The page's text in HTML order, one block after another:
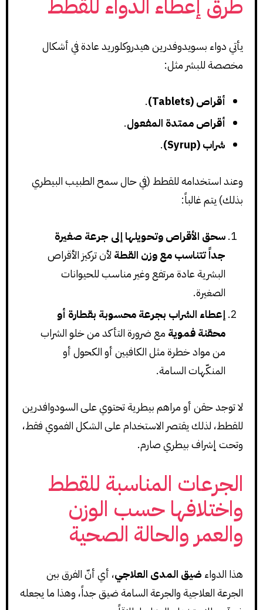
طرق إعطاء الدواء للقطط
يأتي دواء بسويدوفدرين هيدروكلوريد عادة في أشكال
مخصصة للبشر مثل:
أقراص (Tablets)
.
أقراص ممتدة المفعول.
شراب (Syrup)
.
وعند استخدامه للقطط (في حال سمح الطبيب البيطري
بذلك) يتم غالباً:
سحق الأقراص وتحويلها إلى جرعة صغيرة
جداً تتناسب مع وزن القطة لأن تركيز الأقراص
البشرية عادة مرتفع وغير مناسب للحيوانات
الصغيرة.
إعطاء الشراب بجرعة محسوبة بقطارة أو
محقنة فموية مع ضرورة التأكد من خلو الشراب
من مواد خطرة مثل الكافيين أو الكحول أو
المنكّهات السامة.
لا توجد حقن أو مراهم بيطرية تحتوي على السودوافدرين
للقطط، لذلك يقتصر الاستخدام على الشكل الفموي فقط،
وتحت إشراف بيطري صارم.
الجرعات المناسبة للقطط
واختلافها حسب الوزن
والعمر والحالة الصحية
هذا الدواء ضيق المدى العلاجي، أي أنّ الفرق بين
الجرعة العلاجية والجرعة السامة ضيق جداً، وهذا ما يجعله